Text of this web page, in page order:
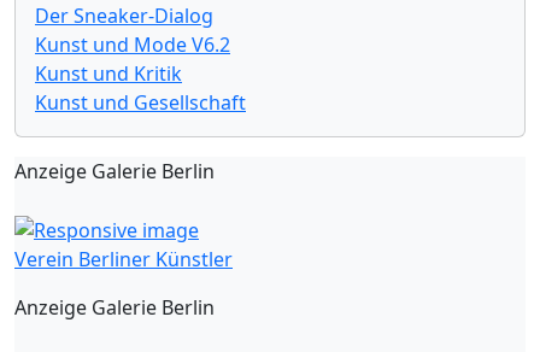
Der Sneaker-Dialog
Kunst und Mode V6.2
Kunst und Kritik
Kunst und Gesellschaft
Anzeige Galerie Berlin
Verein Berliner Künstler
Anzeige Galerie Berlin